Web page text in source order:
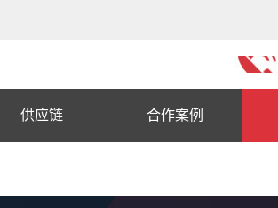
供应链 合作案例